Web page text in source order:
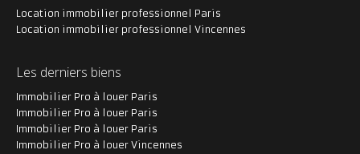
Location immobilier professionnel Paris
Location immobilier professionnel Vincennes
Les derniers biens
Immobilier Pro à louer Paris
Immobilier Pro à louer Paris
Immobilier Pro à louer Paris
Immobilier Pro à louer Vincennes